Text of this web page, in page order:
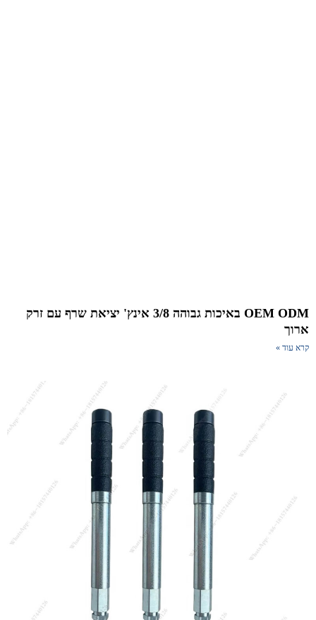
OEM ODM באיכות גבוהה 3/8 אינץ' יציאת שרף עם זרק
עוד »